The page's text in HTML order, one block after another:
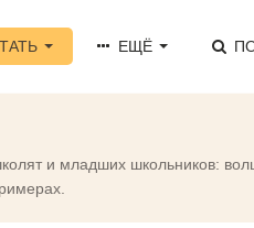
ЕЩЁ
и младших школьников: